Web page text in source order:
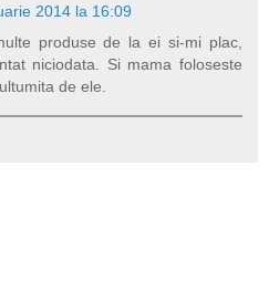
2014 la 16:09
produse de la ei si-mi plac,
niciodata. Si mama foloseste
de ele.